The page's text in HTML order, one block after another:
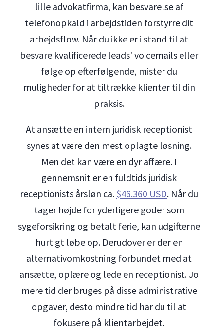
lille advokatfirma, kan besvarelse af
telefonopkald i arbejdstiden forstyrre dit
arbejdsflow. Når du ikke er i stand til at
besvare kvalificerede leads' voicemails eller
følge op efterfølgende, mister du
muligheder for at tiltrække klienter til din
praksis.
At ansætte en intern juridisk receptionist
synes at være den mest oplagte løsning.
Men det kan være en dyr affære. I
gennemsnit er en fuldtids juridisk
receptionists årsløn ca. $46.360 USD. Når du
tager højde for yderligere goder som
sygeforsikring og betalt ferie, kan udgifterne
hurtigt løbe op. Derudover er der en
alternativomkostning forbundet med at
ansætte, oplære og lede en receptionist. Jo
mere tid der bruges på disse administrative
opgaver, desto mindre tid har du til at
fokusere på klientarbejdet.